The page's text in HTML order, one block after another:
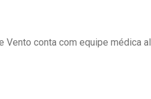
conta com equipe médica